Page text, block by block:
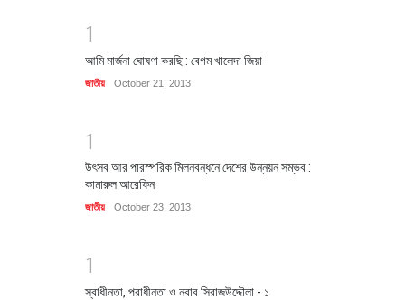
1
আমি মার্জনা ঘোষণা করছি : বেগম খালেদা জিয়া
জাতীয় October 21, 2013
1
উৎসব আর পারস্পরিক মিলনবন্ধনে দেশের উন্নয়ন সম্ভব :
কামারুল আরেফিন
জাতীয় October 23, 2013
1
স্বাধীনতা, পরাধীনতা ও নবাব সিরাজউদ্দৌলা - ১